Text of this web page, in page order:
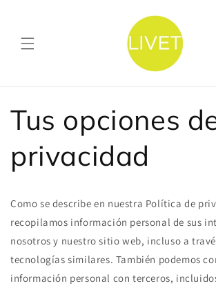
Tus opciones
privacidad
Como se describe en nuestra Política de
recopilamos información personal de sus
nosotros y nuestro sitio web, incluso a
tecnologías similares. También podemos
información personal con terceros,